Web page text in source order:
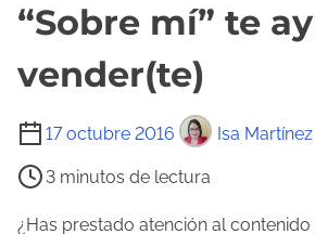
“Sobre mí” te
vender(te)
17 octubre 2016 Isa Martínez
T
e
m
3 minutos de lectura
¿Has prestado atención al